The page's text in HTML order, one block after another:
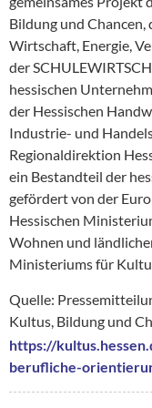
Bildung und
Wirtschaft, Energie,
der
hessischen
der Hessischen
Industrie- und
Regionaldirektion
ein Bestandteil der
gefördert von der
Hessischen
Wohnen und
Ministeriums für
Quelle:
Kultus, Bildung und
https://
berufliche-